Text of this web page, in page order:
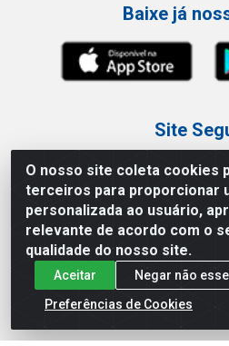
O nosso site coleta cookies
terceiros para proporcionar
personalizada ao usuário,
relevante de acordo com o
qualidade do nosso site.
Aceitar
Negar não
Preferências de Cookies
Baixe já
Site
Loja /
Tel.: (11)
Av Vautier, 587/597 -